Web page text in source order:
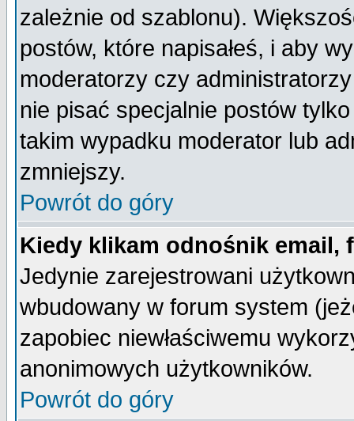
zależnie od szablonu).
postów, które napisałeś, i aby
moderatorzy czy
nie pisać specjalnie postów
takim wypadku moderator lub
zmniejszy.
Powrót do góry
Kiedy klikam odnośnik email,
Jedynie zarejestrowani
wbudowany w forum system
zapobiec niewłaściwemu
anonimowych użytkowników.
Powrót do góry